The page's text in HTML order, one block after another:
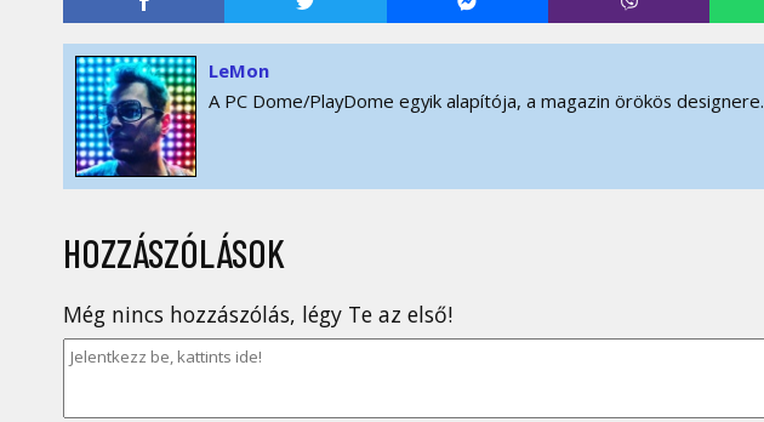
LeMon
A PC Dome/PlayDome egyik alapítója, a magazin örökös designere.
HOZZÁSZÓLÁSOK
Még nincs hozzászólás, légy Te az első!